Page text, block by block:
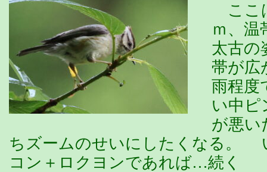
ここ
ｍ、温
太古の
帯が
雨程
い中
が悪い
ちズームのせいにしたくなる。
コン＋ロクヨンであれば…続く